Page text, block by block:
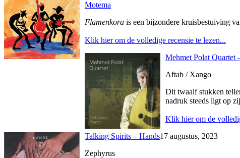
Motema
Flamenkora is een bijzondere kruisbestuiving
Klik hier om de volledige recensie te lezen...
Mehmet Polat Quartet
Aftab / Xango
Dit twaalf stukken
nadruk steeds ligt op
Klik hier om de
Talking Spirits – Hands17 augustus, 2023
Zephyrus